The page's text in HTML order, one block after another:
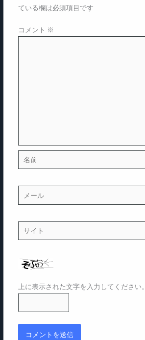
ている欄は必須項目です
コメント ※
前
ー
イ
上に表示された文字を入力してください。